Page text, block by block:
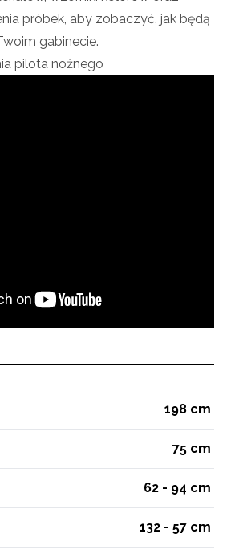
próbek, aby zobaczyć, jak będą
gabinecie.
pilota nożnego
198 cm
75 cm
62 - 94 cm
132 - 57 cm